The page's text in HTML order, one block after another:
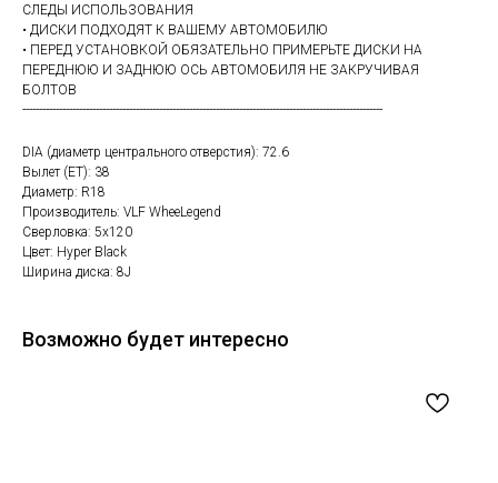
СЛЕДЫ ИСПОЛЬЗОВАНИЯ
• ДИСКИ ПОДХОДЯТ К ВАШЕМУ АВТОМОБИЛЮ
• ПЕРЕД УСТАНОВКОЙ ОБЯЗАТЕЛЬНО ПРИМЕРЬТЕ ДИСКИ НА
ПЕРЕДНЮЮ И ЗАДНЮЮ ОСЬ АВТОМОБИЛЯ НЕ ЗАКРУЧИВАЯ
БОЛТОВ
------------------------------------------------------------------------------------------------------------
DIA (диаметр центрального отверстия): 72.6
Вылет (ET): 38
Диаметр: R18
Производитель: VLF WheeLegend
Сверловка: 5х120
Цвет: Hyper Black
Ширина диска: 8J
Возможно будет интересно